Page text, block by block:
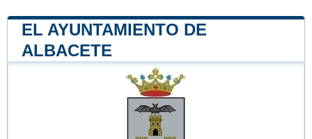
EL AYUNTAMIENTO DE
ALBACETE